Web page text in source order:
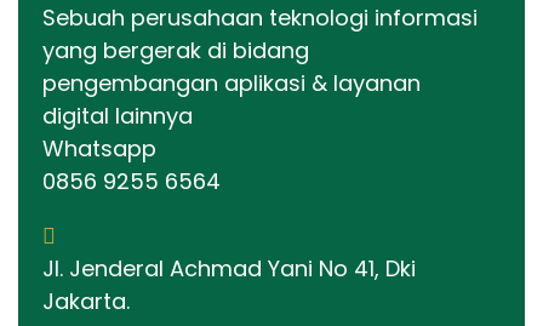
Sebuah perusahaan teknologi informasi
yang bergerak di bidang
pengembangan aplikasi & layanan
digital lainnya
Whatsapp
0856 9255 6564
Jl. Jenderal Achmad Yani No 41, Dki
Jakarta.